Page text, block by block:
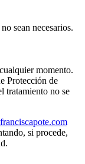
sean necesarios.
momento.
Protección de
tratamiento no se
si procede,